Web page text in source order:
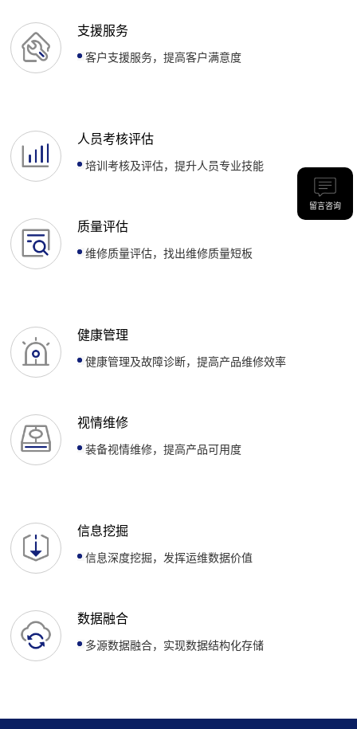
支援服务
客户支援服务，提高客户满意度
人员考核评估
培训考核及评估，提升人员专业技能
质量评估
维修质量评估，找出维修质量短板
健康管理
健康管理及故障诊断，提高产品维修效率
视情维修
装备视情维修，提高产品可用度
信息挖掘
信息深度挖掘，发挥运维数据价值
数据融合
多源数据融合，实现数据结构化存储
留言咨询